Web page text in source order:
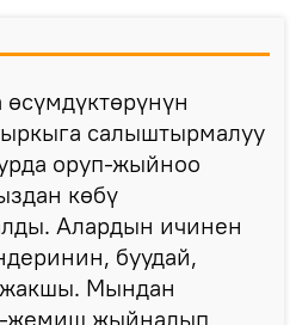
салыштырмалуу
оруп-жыйноо
көбү
Алардын ичинен
буудай,
Мындан
жемиш жыйналып